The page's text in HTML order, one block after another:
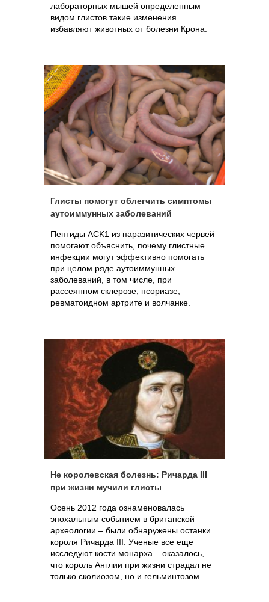
лабораторных мышей определенным
видом глистов такие изменения
избавляют животных от болезни Крона.
Глисты помогут облегчить симптомы
аутоиммунных заболеваний
Пептиды ACK1 из паразитических червей
помогают объяснить, почему глистные
инфекции могут эффективно помогать
при целом ряде аутоиммунных
заболеваний, в том числе, при
рассеянном склерозе, псориазе,
ревматоидном артрите и волчанке.
Не королевская болезнь: Ричарда III
при жизни мучили глисты
Осень 2012 года ознаменовалась
эпохальным событием в британской
археологии – были обнаружены останки
короля Ричарда III. Ученые все еще
исследуют кости монарха – оказалось,
что король Англии при жизни страдал не
только сколиозом, но и гельминтозом.